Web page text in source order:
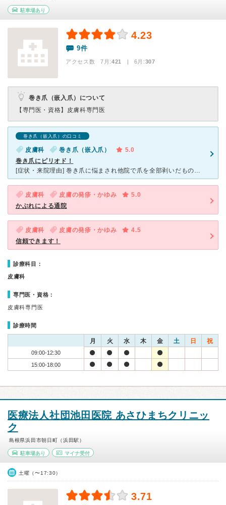
駐車場あり
4.23
9件
アクセス数 7月:421 | 6月:307
巻き爪（嵌入爪）について
【専門医・資格】 皮膚科専門医
巻き爪（嵌入爪）の口コミ
皮膚科 巻き爪（嵌入爪）
5.0
巻き爪にピリオド！
[症状・来院理由] 巻き爪に悩まされ他院で爪を全部剥いだものの、数ヶ月後に生えてきたものはやはり巻いた爪。爪の根の部分が変形してしまってる為この処置では意味無いとの事で山田皮膚科医院を訪ねました。
皮膚科 皮膚の発疹・かゆみ
5.0
かぶれによる通院
皮膚科 皮膚の発疹・かゆみ
4.5
信頼できます！
診療科目：
皮膚科
専門医・資格：
皮膚科専門医
診療時間
月 火 水 木 金 土 日 祝
09:00-12:30
15:00-18:00
医療法人社団池田医院 あさひまちクリニッ
ク
島根県浜田市朝日町（浜田駅）
駐車場あり マイナ受付
土曜（〜17:30）
3.71